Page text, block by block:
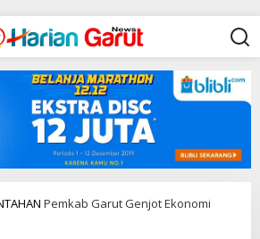
Pemkab Garut Genjot Ekonomi